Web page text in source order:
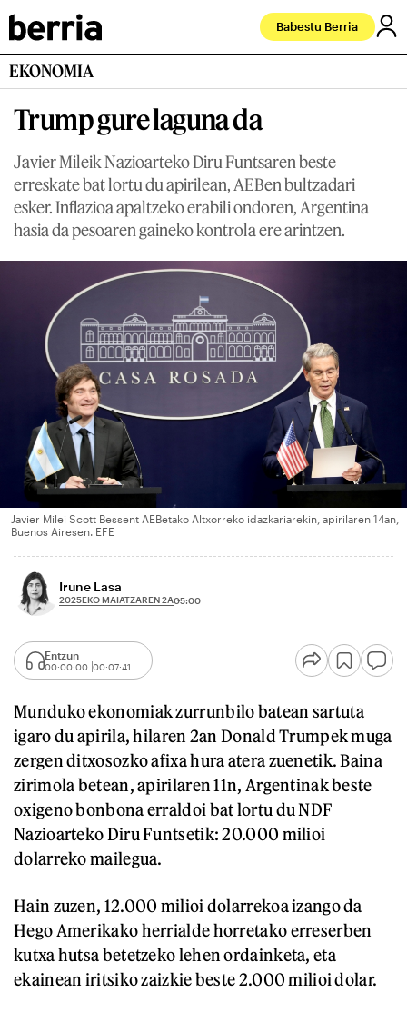
Babestu Berria
EKONOMIA
Trump gure laguna da
Javier Mileik Nazioarteko Diru Funtsaren beste
erreskate bat lortu du apirilean, AEBen bultzadari
esker. Inflazioa apaltzeko erabili ondoren, Argentina
hasia da pesoaren gaineko kontrola ere arintzen.
Javier Milei Scott Bessent AEBetako Altxorreko idazkariarekin, apirilaren 14an,
Buenos Airesen. EFE
Irune Lasa
2025EKO MAIATZAREN 2A05:00
Entzun
00:00:00 00:07:41
Munduko ekonomiak zurrunbilo batean sartuta
igaro du apirila, hilaren 2an Donald Trumpek muga
zergen ditxosozko afixa hura atera zuenetik. Baina
zirimola betean, apirilaren 11n, Argentinak beste
oxigeno bonbona erraldoi bat lortu du NDF
Nazioarteko Diru Funtsetik: 20.000 milioi
dolarreko mailegua.
Hain zuzen, 12.000 milioi dolarrekoa izango da
Hego Amerikako herrialde horretako erreserben
kutxa hutsa betetzeko lehen ordainketa, eta
ekainean iritsiko zaizkie beste 2.000 milioi dolar.